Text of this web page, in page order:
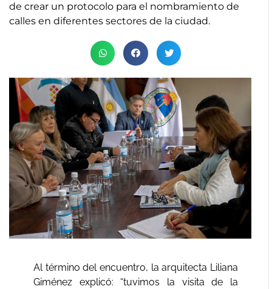
de crear un protocolo para el nombramiento de
calles en diferentes sectores de la ciudad.
Al término del encuentro, la arquitecta Liliana
Giménez explicó: “tuvimos la visita de la